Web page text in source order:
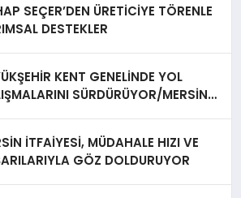
SEÇER’DEN ÜRETİCİYE TÖRENLE
DESTEKLER
KENT GENELİNDE YOL
SÜRDÜRÜYOR/MERSİN
İTFAİYESİ, MÜDAHALE HIZI VE
GÖZ DOLDURUYOR